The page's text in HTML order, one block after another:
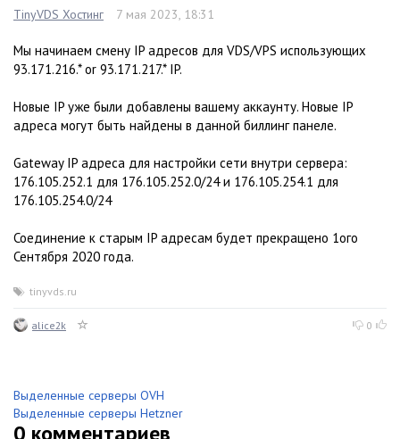
TinyVDS Хостинг 7 мая 2023, 18:31
Мы начинаем смену IP адресов для VDS/VPS использующих
93.171.216.* or 93.171.217.* IP.
Новые IP уже были добавлены вашему аккаунту. Новые IP
адреса могут быть найдены в данной биллинг панеле.
Gateway IP адреса для настройки сети внутри сервера:
176.105.252.1 для 176.105.252.0/24 и 176.105.254.1 для
176.105.254.0/24
Соединение к старым IP адресам будет прекращено 1ого
Сентября 2020 года.
tinyvds.ru
alice2k 0
Выделенные серверы OVH
Выделенные серверы Hetzner
0 комментариев